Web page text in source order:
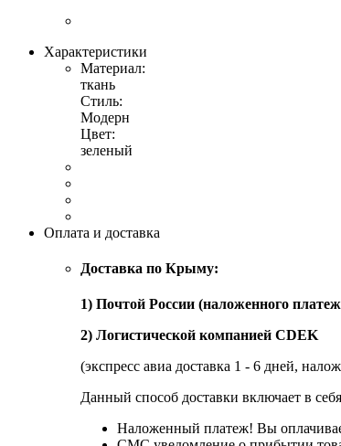
Характеристики
Материал:
ткань
Стиль:
Модерн
Цвет:
зеленый
Оплата и доставка
Доставка по Крыму:
1) Почтой России (наложенного
2) Логистической компанией CDEK
(экспресс авиа доставка 1 - 6 дней,
Данный способ доставки включает в
Наложенный платеж! Вы